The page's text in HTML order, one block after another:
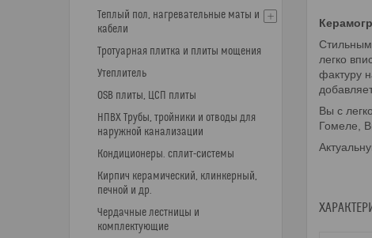
Стильным
легко
фактуру
Вы с
Гомеле,
Теплый пол, нагревательные маты и
кабели
Тротуарная плитка и плиты мощения
Утеплитель
OSB плиты, ЦСП плиты
НПВХ Трубы, тройники и отводы для
наружной канализации
Кондиционеры. сплит-системы
Кирпич керамический, клинкерный,
печной и др.
Чердачные лестницы и
комплектующие